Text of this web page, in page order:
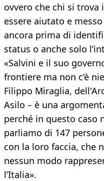
ovvero che chi si
essere aiutato e
ancora prima di
status o anche solo
«Salvini e il suo
frontiere ma non c’è
Filippo Miraglia,
Asilo – è una
perché in questo caso
parliamo di 147
con la loro faccia, che
nessun modo
l’Italia».